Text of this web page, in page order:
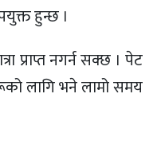
हुन्छ ।
प्राप्त नगर्न सक्छ । पेट
लागि भने लामो समय